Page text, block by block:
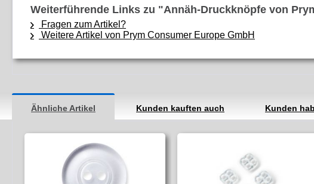
Weiterführende Links zu "Annäh-Druckknöpfe von
Fragen zum Artikel?
Weitere Artikel von Prym Consumer Europe GmbH
Ähnliche Artikel Kunden kauften auch Kunden